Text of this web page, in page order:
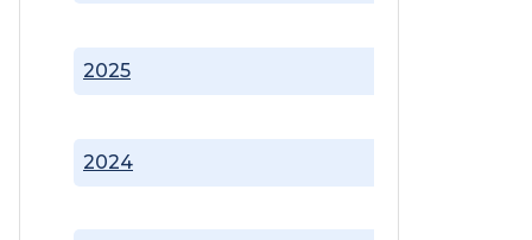
2024
2025